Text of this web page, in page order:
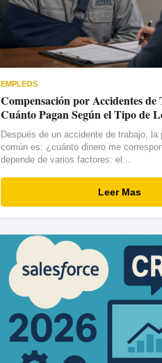
EMPLEOS
Compensación por Accidentes de
Cuánto Pagan Según el Tipo de
Después de un accidente de trabajo, la
común es: ¿cuánto dinero me
depende de varios factores: el...
Leer Mas